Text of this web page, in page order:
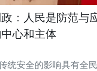
：人民是防范与
心和主体
统安全的影响具有全